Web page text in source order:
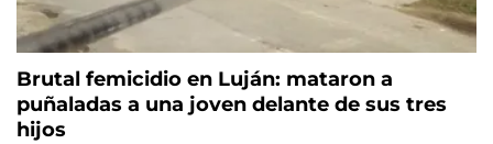
Brutal femicidio en Luján: mataron a
puñaladas a una joven delante de sus tres
hijos